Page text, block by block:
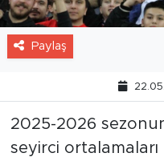
Paylaş
2025-2026
seyirci